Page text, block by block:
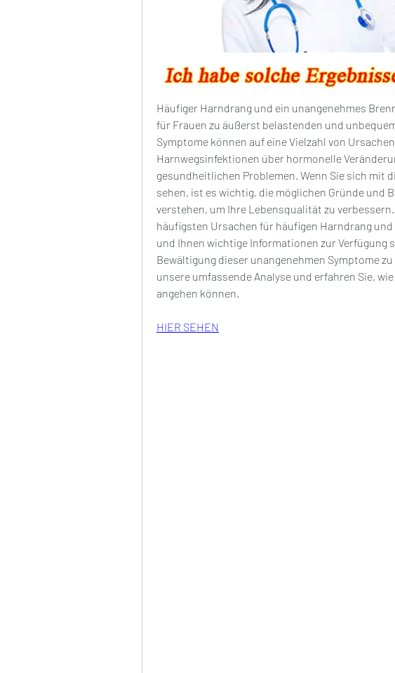
Häufiger Harndrang und ein unangenehmes
für Frauen zu äußerst belastenden und
Symptome können auf eine Vielzahl von
Harnwegsinfektionen über hormonelle
gesundheitlichen Problemen. Wenn Sie sich mit
sehen, ist es wichtig, die möglichen Gründe und
verstehen, um Ihre Lebensqualität zu
häufigsten Ursachen für häufigen Harndrang
und Ihnen wichtige Informationen zur Verfügung
Bewältigung dieser unangenehmen Symptome
unsere umfassende Analyse und erfahren Sie,
angehen können.
HIER SEHEN